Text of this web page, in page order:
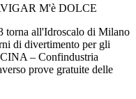
M'è DOLCE
torna all'Idroscalo di Milano
di divertimento per gli
– Confindustria
prove gratuite delle